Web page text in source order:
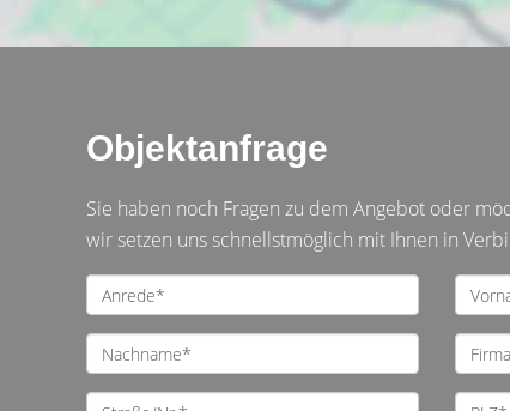
Objektanfrage
Sie haben noch Fragen zu dem Angebot oder
wir setzen uns schnellstmöglich mit Ihnen in